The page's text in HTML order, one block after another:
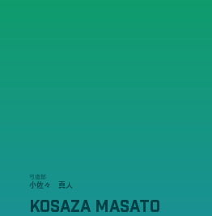
弓道部
小佐々 真人
KOSAZA MASATO